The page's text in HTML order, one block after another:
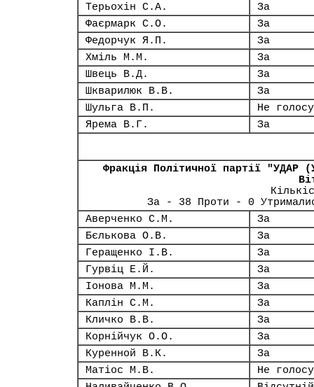
Терьохін С.А.
За
Фаєрмарк С.О.
За
Федорчук Я.П.
За
Хміль М.М.
За
Швець В.Д.
За
Шкварилюк В.В.
За
Шульга В.П.
Не
Ярема В.Г.
За
Фракція Політичної партії "УДАР
За - 38 Проти - 0
Аверченко С.М.
За
Бєлькова О.В.
За
Геращенко І.В.
За
Гурвіц Е.Й.
За
Іонова М.М.
За
Каплін С.М.
За
Кличко В.В.
За
Корнійчук О.О.
За
Куренной В.К.
За
Матіос М.В.
Не